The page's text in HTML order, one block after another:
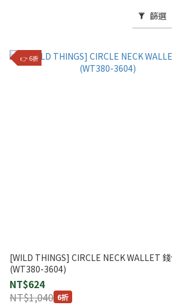
篩選
👉 6折
[WILD THINGS] CIRCLE NECK WALLET
(WT380-3604)
NT$624
NT$1,040 6折